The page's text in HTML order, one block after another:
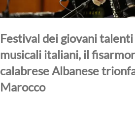
Festival dei giovani talenti
musicali italiani, il
calabrese Albanese
Marocco